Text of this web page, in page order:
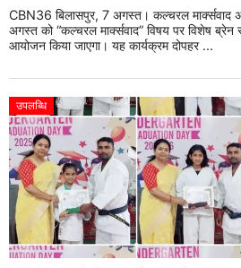
CBN36 बिलासपुर, 7 अगस्त। कल्चरल मार्क्सवाद
अगस्त को “कल्चरल मार्क्सवाद” विषय पर विशेष ब्रेन
आयोजन किया जाएगा। यह कार्यक्रम दोपहर ...
उपलब्धि